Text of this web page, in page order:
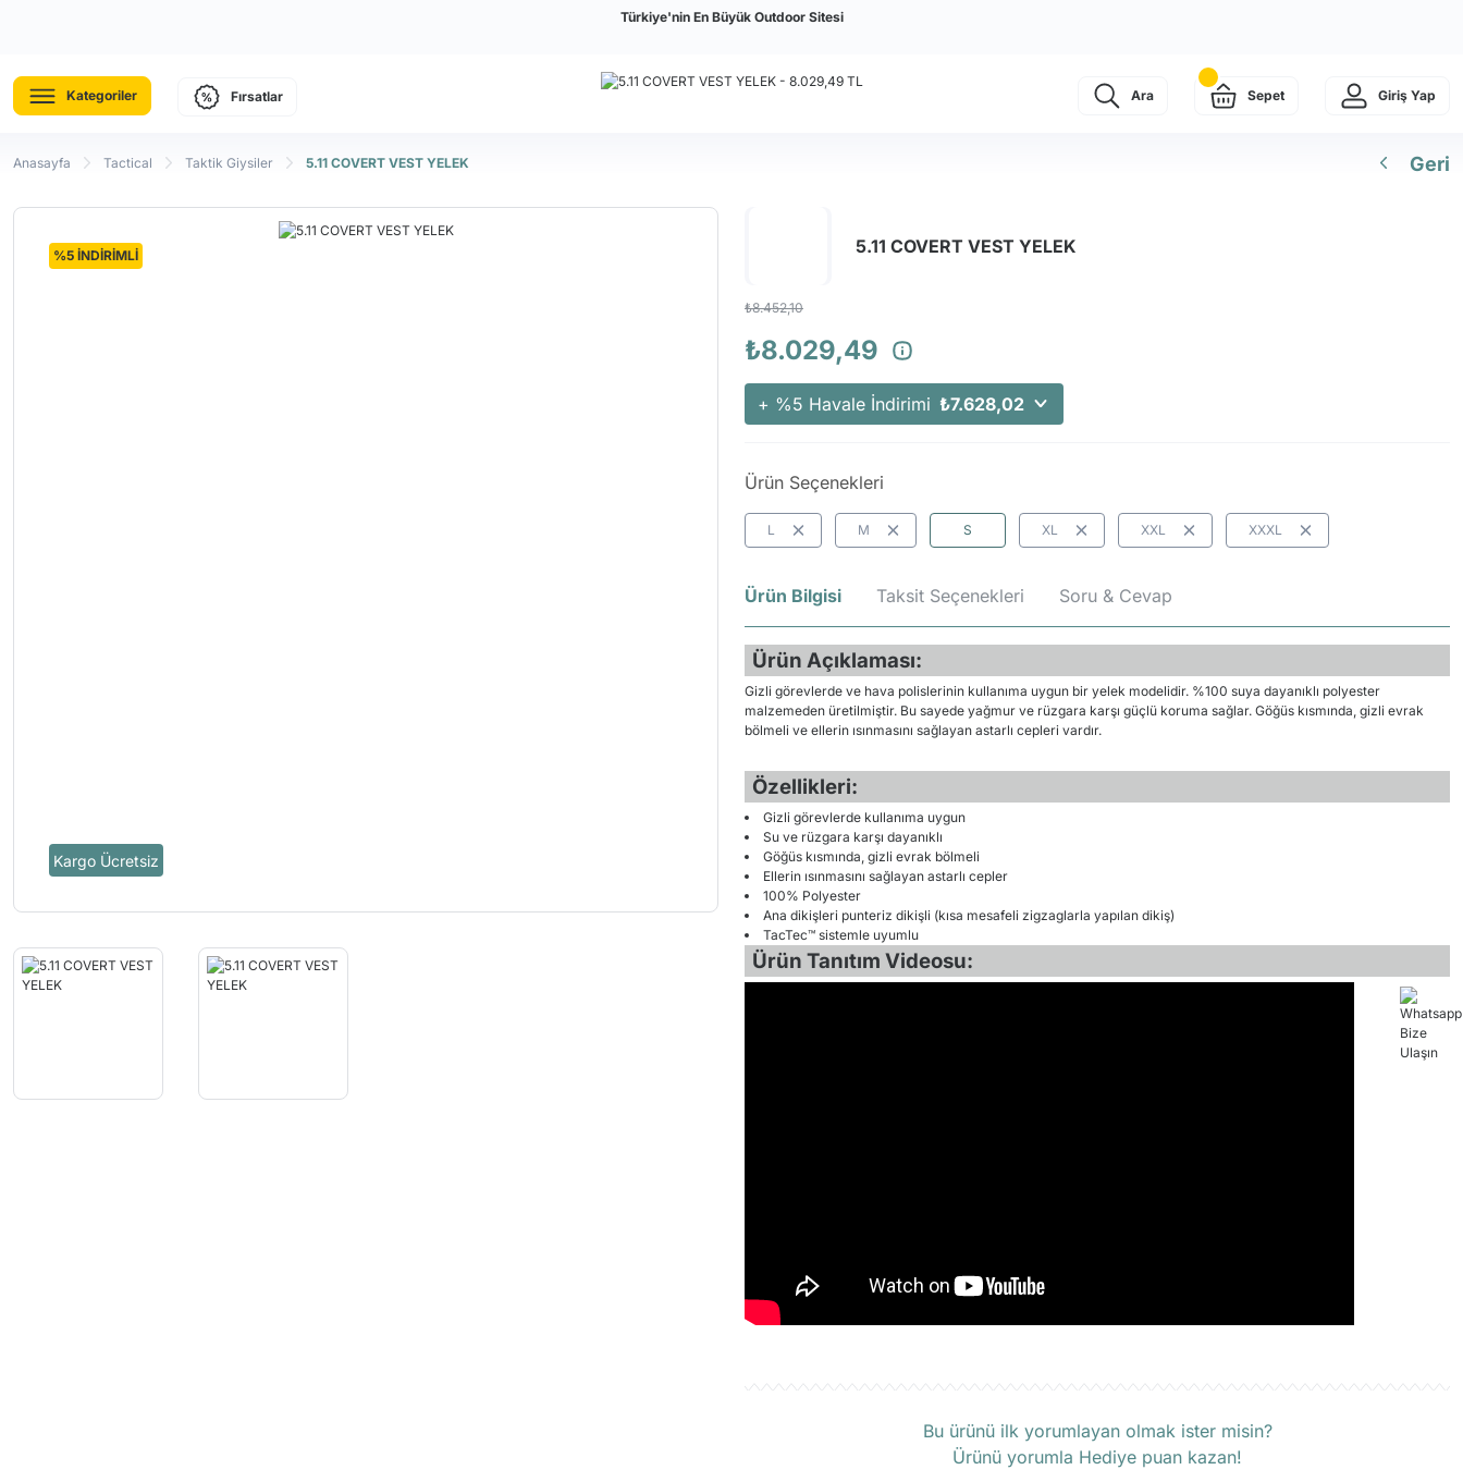
Türkiye'nin En Büyük Outdoor Sitesi
Kategoriler Fırsatlar Ara Sepet Giriş Yap
Anasayfa Tactical Taktik Giysiler 5.11 COVERT VEST YELEK Geri
Kargo Ücretsiz
%5 İNDİRİMLİ 5.11 COVERT VEST YELEK
₺8.452,10
₺8.029,49
+ %5 Havale İndirimi ₺7.628,02
Ürün Seçenekleri
L M S XL XXL XXXL
Ürün Bilgisi Taksit Seçenekleri Soru & Cevap
Ürün Açıklaması:
Gizli görevlerde ve hava polislerinin kullanıma uygun bir yelek modelidir. %100 suya dayanıklı polyester
malzemeden üretilmiştir. Bu sayede yağmur ve rüzgara karşı güçlü koruma sağlar. Göğüs kısmında, gizli evrak
bölmeli ve ellerin ısınmasını sağlayan astarlı cepleri vardır.
Özellikleri:
Gizli görevlerde kullanıma uygun
Su ve rüzgara karşı dayanıklı
Göğüs kısmında, gizli evrak bölmeli
Ellerin ısınmasını sağlayan astarlı cepler
100% Polyester
Ana dikişleri punteriz dikişli (kısa mesafeli zigzaglarla yapılan dikiş)
TacTec™ sistemle uyumlu
Ürün Tanıtım Videosu:
Bu ürünü ilk yorumlayan olmak ister misin?
Ürünü yorumla Hediye puan kazan!